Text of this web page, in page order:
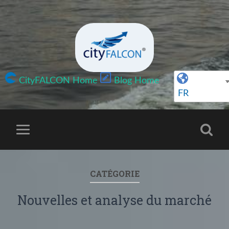
CityFALCON Home
Blog Home
FR
CATÉGORIE
Nouvelles et analyse du marché